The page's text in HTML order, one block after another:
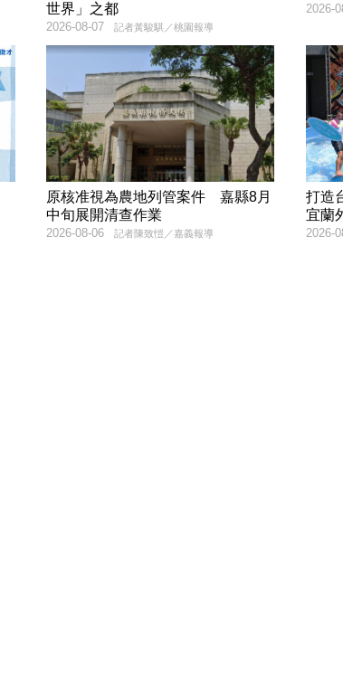
世界」之都
記者黃駿騏／桃園報導
2026-08-07
2026-
原核准視為農地列管案件 嘉縣8月
中旬展開清查作業
記者陳致愷／嘉義報導
2026-08-06
打造
宜蘭
2026-